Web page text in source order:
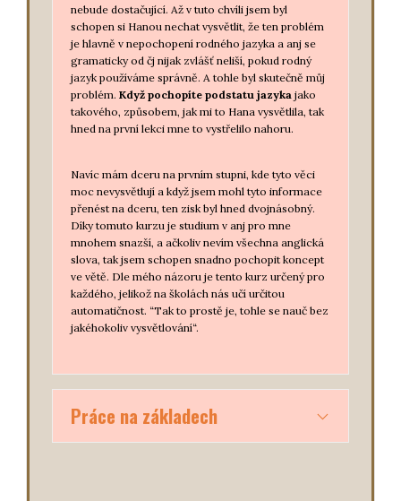
nebude dostačující. Až v tuto chvíli jsem byl
schopen si Hanou nechat vysvětlit, že ten problém
je hlavně v nepochopení rodného jazyka a anj se
gramaticky od čj nijak zvlášť neliší, pokud rodný
jazyk používáme správně. A tohle byl skutečně můj
problém. Když pochopíte podstatu jazyka jako
takového, způsobem, jak mi to Hana vysvětlila, tak
hned na první lekci mne to vystřelilo nahoru.
Navíc mám dceru na prvním stupni, kde tyto věci
moc nevysvětlují a když jsem mohl tyto informace
přenést na dceru, ten zisk byl hned dvojnásobný.
Díky tomuto kurzu je studium v anj pro mne
mnohem snazší, a ačkoliv nevím všechna anglická
slova, tak jsem schopen snadno pochopit koncept
ve větě. Dle mého názoru je tento kurz určený pro
každého, jelikož na školách nás učí určitou
automatičnost. “Tak to prostě je, tohle se nauč bez
jakéhokoliv vysvětlování“.
Práce na základech